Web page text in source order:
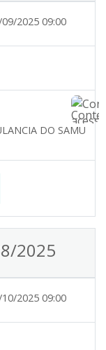
2025 09:00
DO SAMU
2025
2025 09:00